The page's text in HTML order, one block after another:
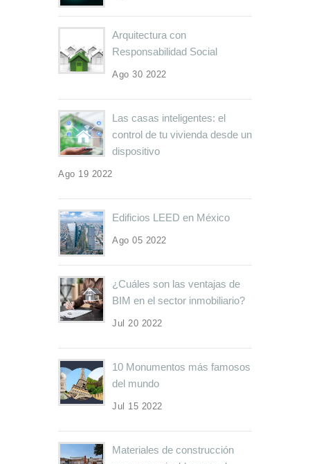
Arquitectura con
Responsabilidad Social
Ago 30 2022
Las casas inteligentes: el
control de tu vivienda desde un
dispositivo
Ago 19 2022
Edificios LEED en México
Ago 05 2022
¿Cuáles son las ventajas de
BIM en el sector inmobiliario?
Jul 20 2022
10 Monumentos más famosos
del mundo
Jul 15 2022
Materiales de construcción